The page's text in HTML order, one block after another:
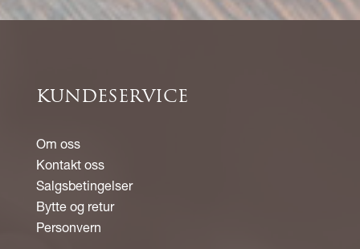
KUNDESERVICE
Om oss
Kontakt oss
Salgsbetingelser
Bytte og retur
Personvern